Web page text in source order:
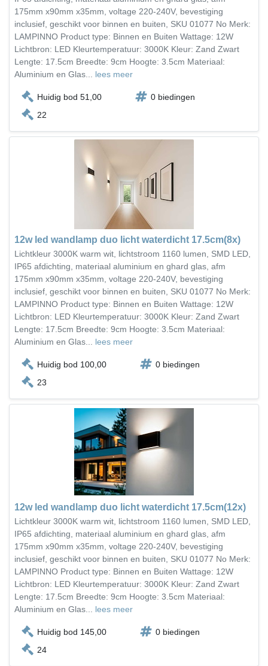
175mm x90mm x35mm, voltage 220-240V, bevestiging
inclusief, geschikt voor binnen en buiten, SKU 01077 No Merk:
LAMPINNO Product type: Binnen en Buiten Wattage: 12W
Lichtbron: LED Kleurtemperatuur: 3000K Kleur: Zand Zwart
Lengte: 17.5cm Breedte: 9cm Hoogte: 3.5cm Materiaal:
Aluminium en Glas... lees meer
Huidig bod 51,00
0 biedingen
22
12w led wandlamp duo licht waterdicht 17.5cm(8x)
Lichtkleur 3000K warm wit, lichtstroom 1160 lumen, SMD LED,
IP65 afdichting, materiaal aluminium en ghard glas, afm
175mm x90mm x35mm, voltage 220-240V, bevestiging
inclusief, geschikt voor binnen en buiten, SKU 01077 No Merk:
LAMPINNO Product type: Binnen en Buiten Wattage: 12W
Lichtbron: LED Kleurtemperatuur: 3000K Kleur: Zand Zwart
Lengte: 17.5cm Breedte: 9cm Hoogte: 3.5cm Materiaal:
Aluminium en Glas... lees meer
Huidig bod 100,00
0 biedingen
23
12w led wandlamp duo licht waterdicht 17.5cm(12x)
Lichtkleur 3000K warm wit, lichtstroom 1160 lumen, SMD LED,
IP65 afdichting, materiaal aluminium en ghard glas, afm
175mm x90mm x35mm, voltage 220-240V, bevestiging
inclusief, geschikt voor binnen en buiten, SKU 01077 No Merk:
LAMPINNO Product type: Binnen en Buiten Wattage: 12W
Lichtbron: LED Kleurtemperatuur: 3000K Kleur: Zand Zwart
Lengte: 17.5cm Breedte: 9cm Hoogte: 3.5cm Materiaal:
Aluminium en Glas... lees meer
Huidig bod 145,00
0 biedingen
24